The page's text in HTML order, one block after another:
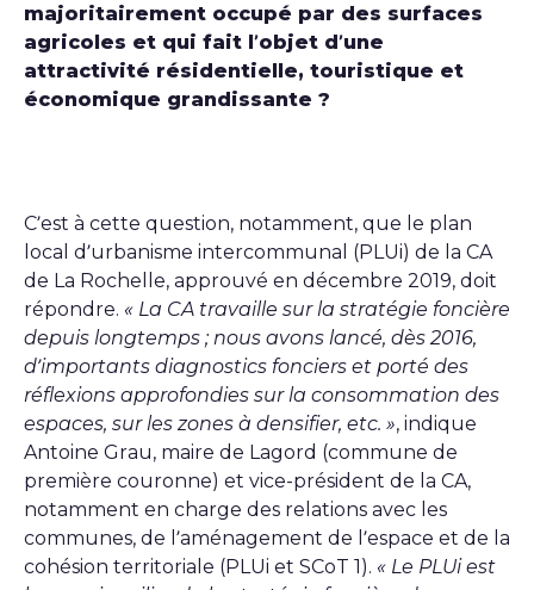
majoritairement occupé par des surfaces
agricoles et qui fait l’objet d’une
attractivité résidentielle, touristique et
économique grandissante ?
C’est à cette question, notamment, que le plan
local d’urbanisme intercommunal (PLUi) de la CA
de La Rochelle, approuvé en décembre 2019, doit
répondre. « La CA travaille sur la stratégie foncière
depuis longtemps ; nous avons lancé, dès 2016,
d’importants diagnostics fonciers et porté des
réflexions approfondies sur la consommation des
espaces, sur les zones à densifier, etc. », indique
Antoine Grau, maire de Lagord (commune de
première couronne) et vice-président de la CA,
notamment en charge des relations avec les
communes, de l’aménagement de l’espace et de la
cohésion territoriale (PLUi et SCoT 1). « Le PLUi est